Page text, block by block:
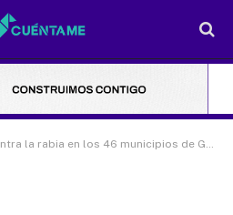
rabia en los 46 municipios de Guanajuato